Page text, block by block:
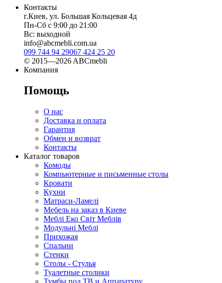
Контакты
г.Киев, ул. Большая Кольцевая 4д
Пн-Сб с 9:00 до 21:00
Вс: выходной
info@abcmebli.com.ua
099 744 94 29067 424 25 20
© 2015—2026 ABCmebli
Компания
Помощь
О нас
Доставка и оплата
Гарантия
Обмен и возврат
Контакты
Каталог товаров
Комоды
Компьютерные и письменные столы
Кровати
Кухни
Матраси-Ламелі
Мебель на заказ в Киеве
Меблі Еко Світ Меблів
Модульні Меблі
Прихожая
Спальни
Стенки
Столы - Стулья
Туалетные столики